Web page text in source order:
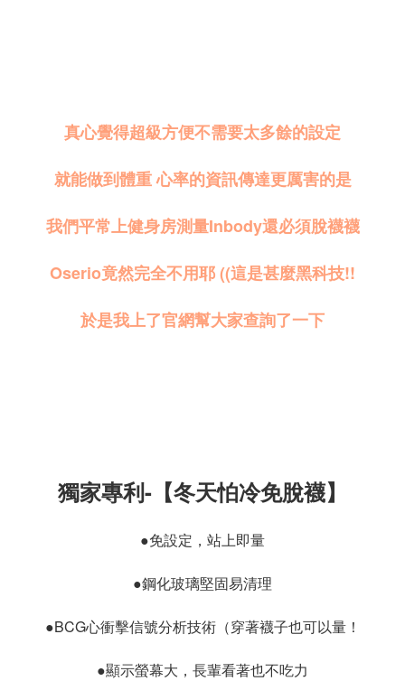
真心覺得超級方便不需要太多餘的設定
就能做到體重 心率的資訊傳達更厲害的是
我們平常上健身房測量Inbody還必須脫襪襪
Oserio竟然完全不用耶 ((這是甚麼黑科技!!
於是我上了官網幫大家查詢了一下
獨家專利-【冬天怕冷免脫襪】
●免設定，站上即量
●鋼化玻璃堅固易清理
●BCG心衝擊信號分析技術（穿著襪子也可以量！
●顯示螢幕大，長輩看著也不吃力